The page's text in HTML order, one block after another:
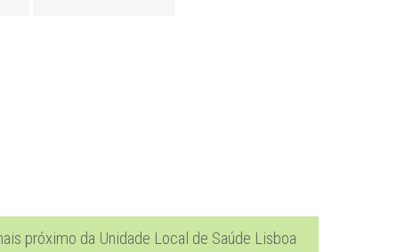
próximo da Unidade Local de Saúde Lisboa